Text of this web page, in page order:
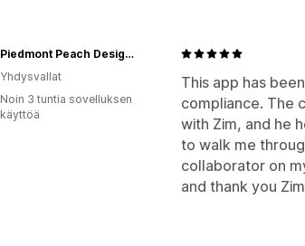
This app has
compliance. The
with Zim, and he
to walk me
collaborator on
and thank you
Piedmont Peach Designs
Yhdysvallat
Noin 3 tuntia sovelluksen
käyttöä